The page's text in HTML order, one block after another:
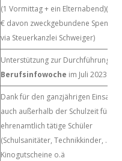
(1 Vormittag + ein Elternabend)(700
€ davon zweckgebundene Spende
via Steuerkanzlei Schweiger)
Unterstützung zur Durchführung
Berufsinfowoche im Juli 2023.
Dank für den ganzjährigen Einsatz
auch außerhalb der Schulzeit für
ehrenamtlich tätige Schüler
(Schulsanitäter, Technikkinder, ..):
Kinogutscheine o.ä